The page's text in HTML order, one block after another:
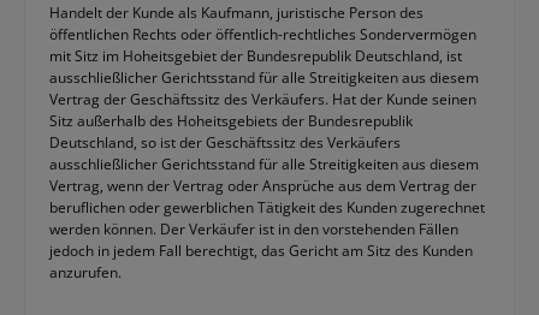
Handelt der Kunde als Kaufmann, juristische Person des
öffentlichen Rechts oder öffentlich-rechtliches Sondervermögen
mit Sitz im Hoheitsgebiet der Bundesrepublik Deutschland, ist
ausschließlicher Gerichtsstand für alle Streitigkeiten aus diesem
Vertrag der Geschäftssitz des Verkäufers. Hat der Kunde seinen
Sitz außerhalb des Hoheitsgebiets der Bundesrepublik
Deutschland, so ist der Geschäftssitz des Verkäufers
ausschließlicher Gerichtsstand für alle Streitigkeiten aus diesem
Vertrag, wenn der Vertrag oder Ansprüche aus dem Vertrag der
beruflichen oder gewerblichen Tätigkeit des Kunden zugerechnet
werden können. Der Verkäufer ist in den vorstehenden Fällen
jedoch in jedem Fall berechtigt, das Gericht am Sitz des Kunden
anzurufen.